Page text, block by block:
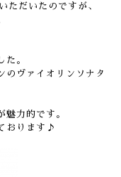
ただいたのですが、
た。
のヴァイオリンソナタ
魅力的です。
おります♪